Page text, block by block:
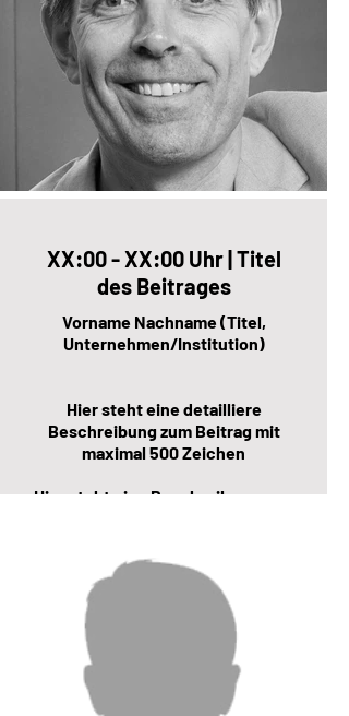
XX:00 - XX:00 Uhr | Titel
des Beitrages
Vorname Nachname (Titel,
Unternehmen/Institution)
Hier steht eine detailliere
Beschreibung zum Beitrag mit
maximal 500 Zeichen
Hier steht eine Beschreibung zum